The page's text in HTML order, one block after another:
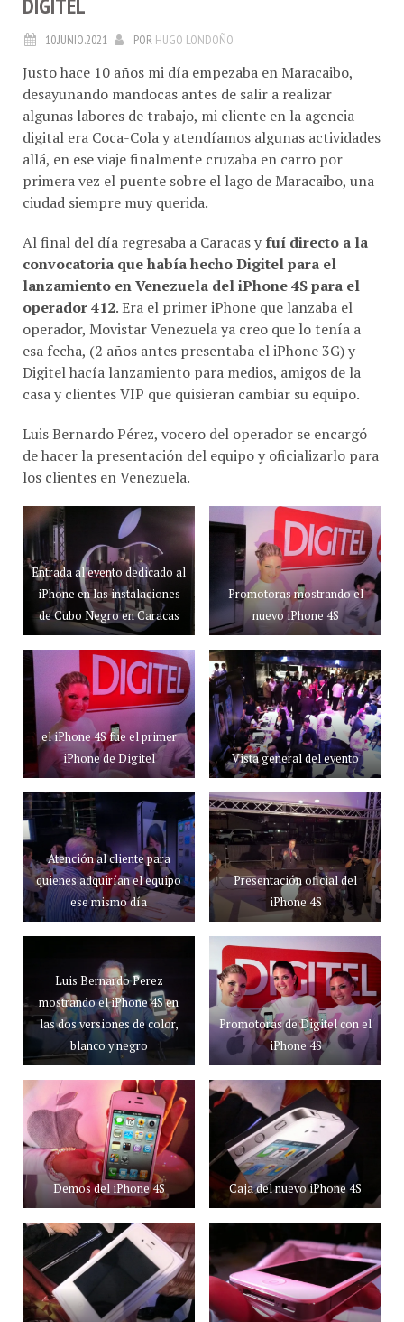
10.JUNIO.2021
Justo hace 10 años mi día empezaba en Maracaibo,
desayunando mandocas antes de salir a realizar
algunas labores de trabajo, mi cliente en la agencia
digital era Coca-Cola y atendíamos algunas actividades
allá, en ese viaje finalmente cruzaba en carro por
primera vez el puente sobre el lago de Maracaibo, una
ciudad siempre muy querida.
convocatoria que había hecho Digitel para el
lanzamiento en Venezuela del iPhone 4S para el
operador 412 . Era el primer iPhone que lanzaba el
operador, Movistar Venezuela ya creo que lo tenía a
esa fecha, (2 años antes presentaba el iPhone 3G) y
Digitel hacía lanzamiento para medios, amigos de la
casa y clientes VIP que quisieran cambiar su equipo.
de hacer la presentación del equipo y oficializarlo para
los clientes en Venezuela.
Entrada al evento dedicado al
iPhone en las instalaciones
de Cubo Negro en Caracas
Promotoras mostrando el
nuevo iPhone 4S
el iPhone 4S fue el primer
iPhone de Digitel
Vista general del evento
Atención al cliente para
quienes adquirían el equipo
ese mismo día
Presentación oficial del
iPhone 4S
Luis Bernardo Perez
mostrando el iPhone 4S en
las dos versiones de color,
blanco y negro
Promotoras de Digitel con el
iPhone 4S
Demos del iPhone 4S Caja del nuevo iPhone 4S
Equipo en su caja Vistas del iPhone 4S